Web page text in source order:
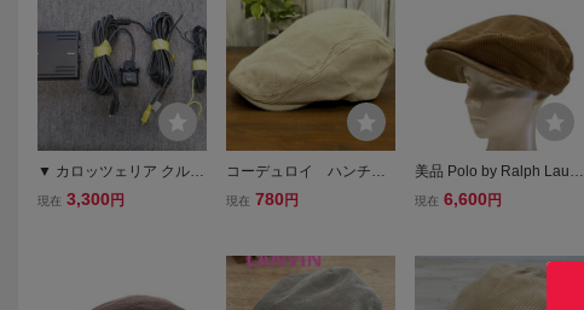
▼ カロッツェリア クルー
ズスカウターユニット CP
現在 3,300 円
コーデュロイ ハンチン
グ ベージュ アイボ
現在 780 円
美品 Polo by Ralph Laure
n ポロバイラルフローレ
現在 6,600 円